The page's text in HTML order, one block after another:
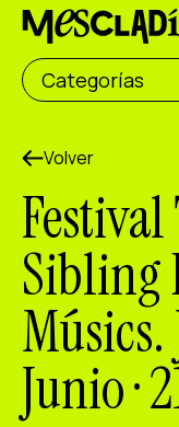
Productora
Productora
Productora
Productora
Productora
Agenda
Nuestros
Blog
Categorías
Volver
Sibling
Músics.
Junio ·